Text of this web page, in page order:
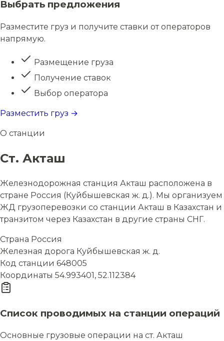
Выбрать предложения
Разместите груз и получите ставки от операторов
напрямую.
Размещение груза
Получение ставок
Выбор оператора
Разместить груз →
О станции
Ст. Акташ
Железнодорожная станция Акташ расположена в
стране Россия (Куйбышевская ж. д.). Мы организуем
ЖД грузоперевозки со станции Акташ в Казахстан и
транзитом через Казахстан в другие страны СНГ.
Страна Россия
Железная дорога Куйбышевская ж. д.
Код станции 648005
Координаты 54.993401, 52.112384
Список проводимых на станции операций
Основные грузовые операции на ст. Акташ